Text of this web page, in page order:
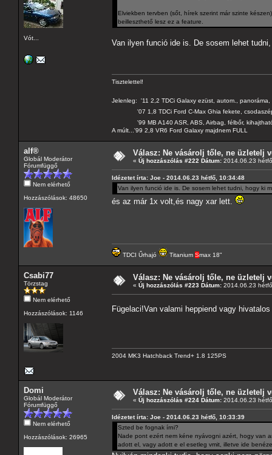
Vót...
Elviekben tervben (sőt, hírek szerint már szinte
beilleszthető lesz ez a feature.
Van ilyen funció ide is. De sosem lehet
Tisztelettel!
Jelenleg: '11 2,2 TDCi Galaxy ezüst, autom.,
'07 1,8 TDCi Ford C-Max Ghia fekete,
'99 MB A140 ASR, ABS, Airbag, félbőr, kihajtható
A múlt...'99 2,8 VR6 Ford Galaxy majdnem FULL
alf®
Globál Moderátor
Fórumfüggő
Nem elérhető
Hozzászólások: 48650
Válasz: Ne vásárolj tőle, ne üzletelj
« Új hozzászólás #222 Dátum: 2014.06.23
Idézetet írta: Joe - 2014.06.23 hétfő, 10:34:48
Van ilyen funció ide is. De sosem lehet tudni, hogy ki
és az már 1x volt,és nagy xar lett.
TDCI Űrhajó Titanium Smax 18"
Csabi77
Törzstag
Nem elérhető
Hozzászólások: 1146
Válasz: Ne vásárolj tőle, ne üzletelj
« Új hozzászólás #223 Dátum: 2014.06.23
Fügelaci!Van valami heppiend vagy
2004 MK3 Hatchback Trend+ 1.8 125PS
Domi
Globál Moderátor
Fórumfüggő
Nem elérhető
Hozzászólások: 26965
Válasz: Ne vásárolj tőle, ne üzletelj
« Új hozzászólás #224 Dátum: 2014.06.23
Idézetet írta: Joe - 2014.06.23 hétfő, 10:33:39
Szted be fognak írni?
Nade pont ezért nem kéne nyávogni azért, hogy van
adott el, vagy adott e el esetleg vmit, illetve ide